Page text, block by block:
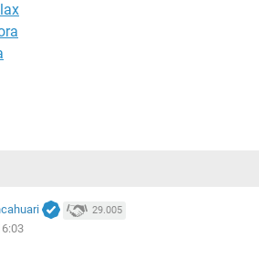
29.005